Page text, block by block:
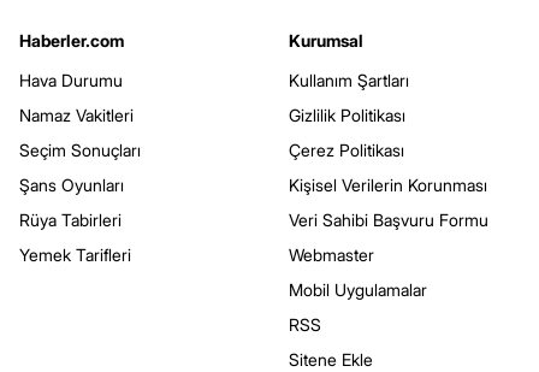
Haberler.com
Hava Durumu
Namaz Vakitleri
Seçim Sonuçları
Şans Oyunları
Rüya Tabirleri
Yemek Tarifleri
Kurumsal
Kullanım Şartları
Gizlilik Politikası
Çerez Politikası
Kişisel Verilerin Korunması
Veri Sahibi Başvuru Formu
Webmaster
Mobil Uygulamalar
RSS
Sitene Ekle